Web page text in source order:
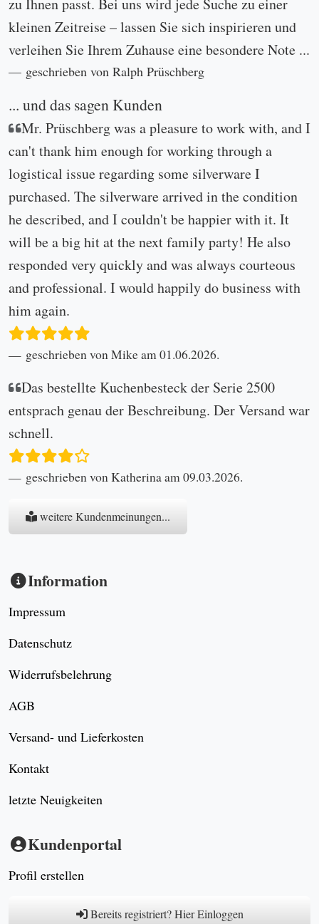
zu Ihnen passt. Bei uns wird jede Suche zu einer
kleinen Zeitreise – lassen Sie sich inspirieren und
verleihen Sie Ihrem Zuhause eine besondere Note ...
geschrieben von Ralph Prüschberg
... und das sagen Kunden
Mr. Prüschberg was a pleasure to work with, and I
can't thank him enough for working through a
logistical issue regarding some silverware I
purchased. The silverware arrived in the condition
he described, and I couldn't be happier with it. It
will be a big hit at the next family party! He also
responded very quickly and was always courteous
and professional. I would happily do business with
him again.
geschrieben von Mike am 01.06.2026.
Das bestellte Kuchenbesteck der Serie 2500
entsprach genau der Beschreibung. Der Versand war
schnell.
geschrieben von Katherina am 09.03.2026.
weitere Kundenmeinungen...
Information
Impressum
Datenschutz
Widerrufsbelehrung
AGB
Versand- und Lieferkosten
Kontakt
letzte Neuigkeiten
Kundenportal
Profil erstellen
Bereits registriert? Hier Einloggen